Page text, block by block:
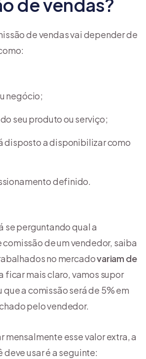
de vendas?
de vendas vai depender de
negócio;
seu produto ou serviço;
disposto a disponibilizar como
definido.
se perguntando qual a
de um vendedor, saiba
no mercadovariam de
ficar mais claro, vamos supor
a comissão será de 5% em
pelo vendedor.
mensalmente esse valor extra, a
deve usar é a seguinte: